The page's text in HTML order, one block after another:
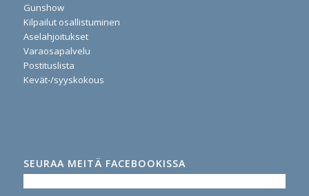
Gunshow
Kilpailut osallistuminen
Aselahjoitukset
Varaosapalvelu
Postituslista
Kevät-/syyskokous
SEURAA MEITÄ FACEBOOKISSA